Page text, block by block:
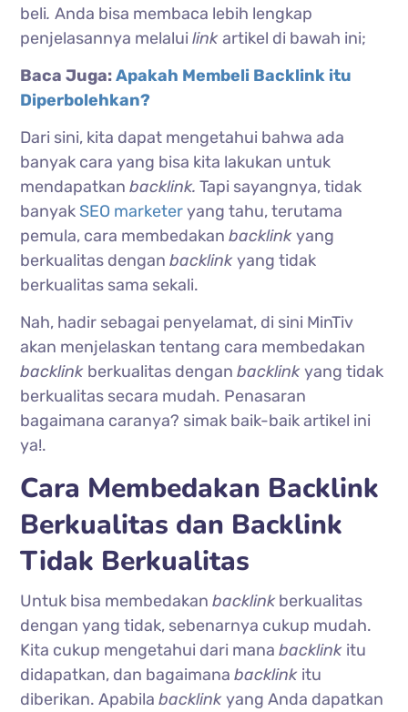
beli.Anda bisa membaca lebih lengkap
penjelasannya melaluilinkartikel di bawah ini;
Baca Juga:Apakah Membeli Backlink itu
Diperbolehkan?
Dari sini, kita dapat mengetahui bahwa ada
banyak cara yang bisa kita lakukan untuk
mendapatkanbacklink. Tapi sayangnya, tidak
banyak SEO marketeryang tahu, terutama
pemula, cara membedakanbacklinkyang
berkualitas denganbacklinkyang tidak
berkualitas sama sekali.
Nah, hadir sebagai penyelamat, di sini MinTiv
akan menjelaskan tentang cara membedakan
backlink berkualitas denganbacklinkyang tidak
berkualitas secara mudah. Penasaran
bagaimana caranya? simak baik-baik artikel ini
ya!.
Cara Membedakan Backlink
Berkualitas dan Backlink
Tidak Berkualitas
Untuk bisa membedakanbacklink berkualitas
dengan yang tidak, sebenarnya cukup mudah.
Kita cukup mengetahui dari manabacklink itu
didapatkan, dan bagaimanabacklink itu
diberikan. Apabilabacklinkyang Anda dapatkan